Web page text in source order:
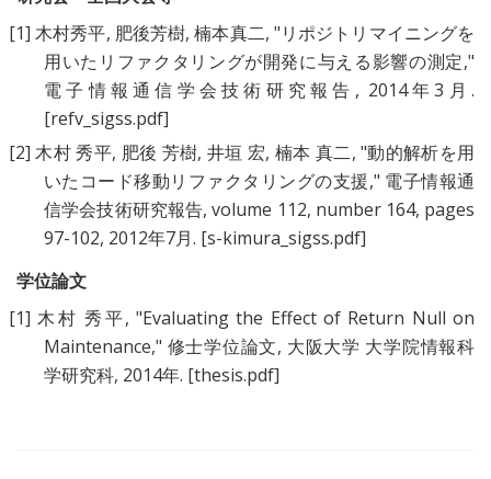
[1] 木村秀平, 肥後芳樹,楠本真二, "リポジトリマイニングを
用いたリファクタリングが開発に与える影響の測定,"
電子情報通信学会技術研究報告, 2014年3月.
[refv_sigss.pdf]
[2] 木村 秀平, 肥後 芳樹, 井垣 宏, 楠本 真二, "動的解析を用
いたコード移動リファクタリングの支援," 電子情報通
信学会技術研究報告, volume 112, number 164, pages
97-102, 2012年7月. [s-kimura_sigss.pdf]
学位論文
[1] 木村 秀平, "Evaluating the Effect of Return Null on
Maintenance," 修士学位論文, 大阪大学 大学院情報科
学研究科, 2014年. [thesis.pdf]